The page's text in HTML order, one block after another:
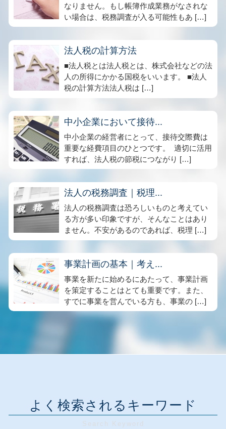
なりません。もし帳簿作成業務がなされな
い場合は、税務調査が入る可能性もあ […]
法人税の計算方法
■法人税とは法人税とは、株式会社などの法
人の所得にかかる国税をいいます。 ■法人
税の計算方法法人税は […]
中小企業において接待...
中小企業の経営者にとって、接待交際費は
重要な経費項目のひとつです。 適切に活用
すれば、法人税の節税につながり […]
法人の税務調査｜税理...
法人の税務調査は恐ろしいものと考えてい
る方が多い印象ですが、そんなことはあり
ません。不安があるのであれば、税理 […]
事業計画の基本｜考え...
事業を新たに始めるにあたって、事業計画
を策定することはとても重要です。また、
すでに事業を営んでいる方も、事業の […]
よく検索されるキーワード